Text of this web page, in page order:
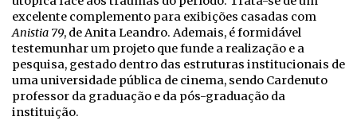
excelente complemento para exibições casadas com
Anistia 79, de Anita Leandro. Ademais, é formidável
testemunhar um projeto que funde a realização e a
pesquisa, gestado dentro das estruturas institucionais de
uma universidade pública de cinema, sendo Cardenuto
professor da graduação e da pós-graduação da
instituição.